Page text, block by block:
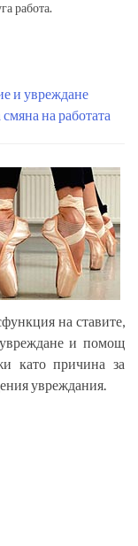
работа.
и увреждане
на работата
на ставите,
и помощ
като причина за
увреждания.